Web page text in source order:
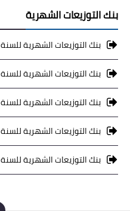
بنك التوزيعات الشهرية
بنك التوزيعات الشهرية للسنة 1 ابتدائي
بنك التوزيعات الشهرية للسنة 2 ابتدائي
بنك التوزيعات الشهرية للسنة 3 ابتدائي
بنك التوزيعات الشهرية للسنة 4 ابتدائي
بنك التوزيعات الشهرية للسنة 5 ابتدائي